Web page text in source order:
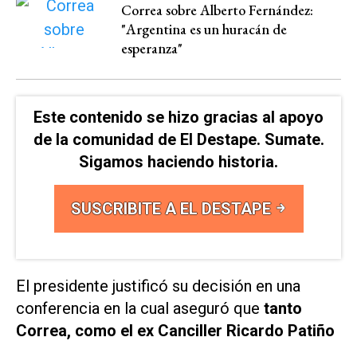
Correa sobre Alberto Fernández:
"Argentina es un huracán de
esperanza"
Este contenido se hizo gracias al apoyo
de la comunidad de El Destape. Sumate.
Sigamos haciendo historia.
SUSCRIBITE A EL DESTAPE
El presidente justificó su decisión en una
conferencia en la cual aseguró que tanto
Correa, como el ex Canciller Ricardo Patiño